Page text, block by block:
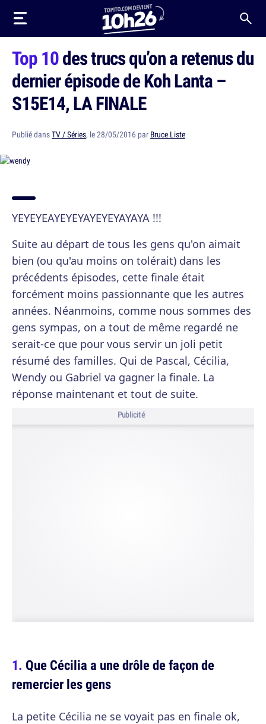
Top 10des trucs qu’on a retenus du
dernier épisode de Koh Lanta –
S15E14, LA FINALE
Publié dansTV / Séries, le 28/05/2016 par Bruce Liste
YEYEYEAYEYEYAYEYEYAYAYA !!!
Suite au départ de tous les gens qu'on aimait
bien (ou qu'au moins on tolérait) dans les
précédents épisodes, cette finale était
forcément moins passionnante que les autres
années. Néanmoins, comme nous sommes des
gens sympas, on a tout de même regardé ne
serait-ce que pour vous servir un joli petit
résumé des familles. Qui de Pascal, Cécilia,
Wendy ou Gabriel va gagner la finale. La
réponse maintenant et tout de suite.
Publicité
Que Cécilia a une drôle de façon de
remercier les gens
La petite Cécilia ne se voyait pas en finale ok,